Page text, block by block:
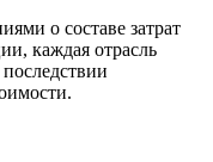
о составе затрат
каждая отрасль